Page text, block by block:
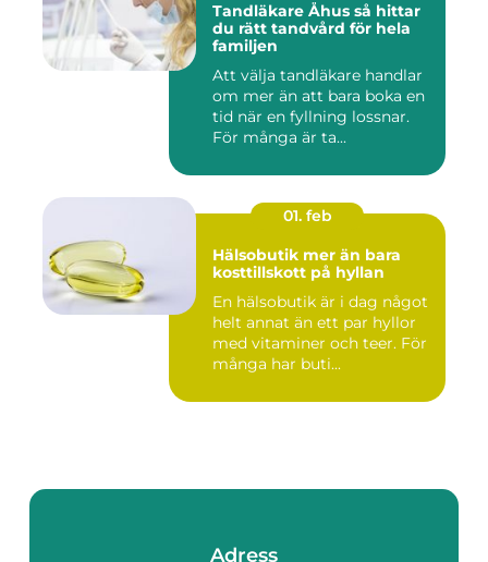
Tandläkare Åhus så hittar
du rätt tandvård för hela
familjen
Att välja tandläkare handlar
om mer än att bara boka en
tid när en fyllning lossnar.
För många är ta...
01. feb
Hälsobutik mer än bara
kosttillskott på hyllan
En hälsobutik är i dag något
helt annat än ett par hyllor
med vitaminer och teer. För
många har buti...
Adress